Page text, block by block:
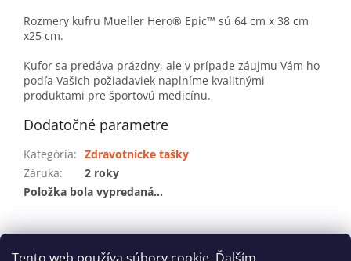
Rozmery kufru Mueller Hero® Epic™ sú 64 cm x 38 cm
x25 cm.
Kufor sa predáva prázdny, ale v prípade záujmu Vám ho
podľa Vašich požiadaviek naplníme kvalitnými
produktami pre športovú medicínu.
Dodatočné parametre
Kategória: Zdravotnícke tašky
Záruka:
2 roky
Položka bola vypredaná…
Z